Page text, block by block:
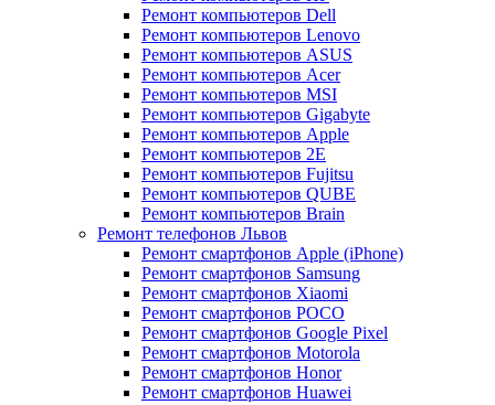
Ремонт компьютеров Dell
Ремонт компьютеров Lenovo
Ремонт компьютеров ASUS
Ремонт компьютеров Acer
Ремонт компьютеров MSI
Ремонт компьютеров Gigabyte
Ремонт компьютеров Apple
Ремонт компьютеров 2E
Ремонт компьютеров Fujitsu
Ремонт компьютеров QUBE
Ремонт компьютеров Brain
Ремонт телефонов Львов
Ремонт смартфонов Apple (iPhone)
Ремонт смартфонов Samsung
Ремонт смартфонов Xiaomi
Ремонт смартфонов POCO
Ремонт смартфонов Google Pixel
Ремонт смартфонов Motorola
Ремонт смартфонов Honor
Ремонт смартфонов Huawei